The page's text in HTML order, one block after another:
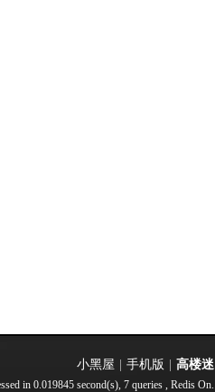
小黑屋 手机版 高楼迷
in 0.019845 second(s), 7 queries , Redis On.